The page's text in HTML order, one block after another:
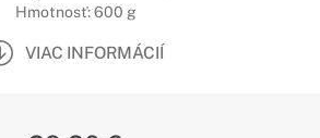
Hmotnosť: 600 g
VIAC INFORMÁCIÍ